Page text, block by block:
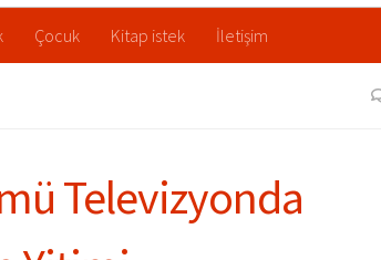
Çocuk Kitap istek İletişim
Televizyonda